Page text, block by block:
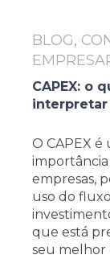
BLOG,
CAPEX: o
interpretar
O CAPEX
empresas,
uso do
que está
seu melhor